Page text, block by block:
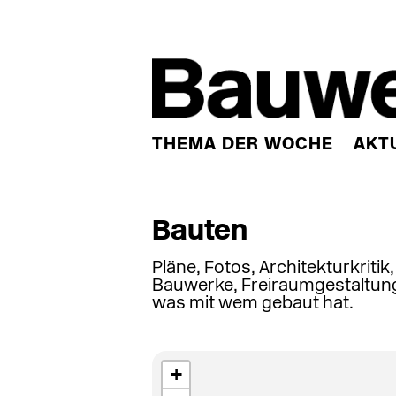
THEMA DER WOCHE
Bauten
Pläne, Fotos,
Bauwerke,
was mit wem gebaut hat.
+